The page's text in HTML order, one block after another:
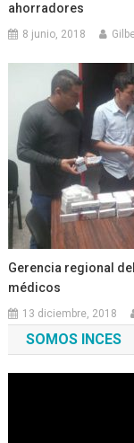
ahorradores
8 junio, 2018
Gerencia regional
médicos
13 diciembre, 2018
SOMOS INCES